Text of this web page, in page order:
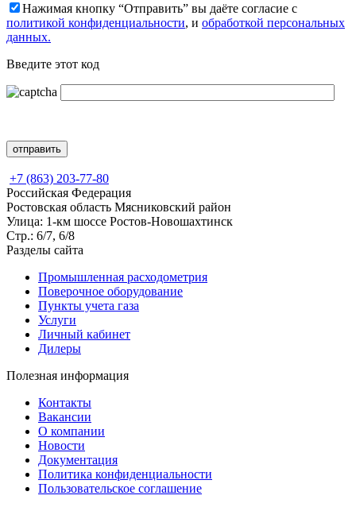
Нажимая кнопку “Отправить” вы даёте согласие с
политикой конфиденциальности, и обработкой персональных
данных.
Введите этот код
+7 (863) 203-77-80
Российская Федерация
Ростовская область Мясниковский район
Улица: 1-км шоссе Ростов-Новошахтинск
Стр.: 6/7, 6/8
Разделы сайта
Промышленная расходометрия
Поверочное оборудование
Пункты учета газа
Услуги
Личный кабинет
Дилеры
Полезная информация
Контакты
Вакансии
О компании
Новости
Документация
Политика конфиденциальности
Пользовательское соглашение